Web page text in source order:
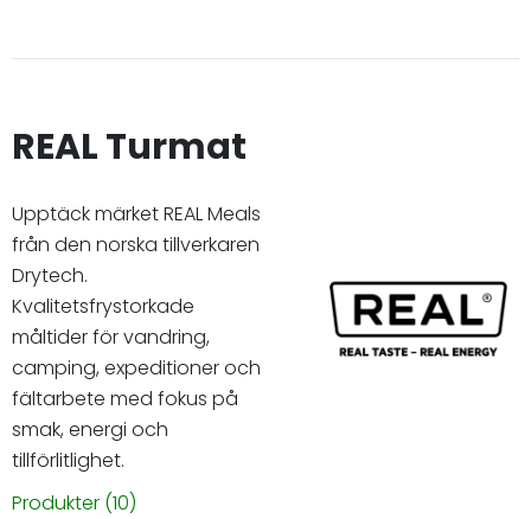
REAL Turmat
Upptäck märket REAL Meals
från den norska tillverkaren
Drytech.
Kvalitetsfrystorkade
måltider för vandring,
camping, expeditioner och
fältarbete med fokus på
smak, energi och
tillförlitlighet.
Produkter (10)